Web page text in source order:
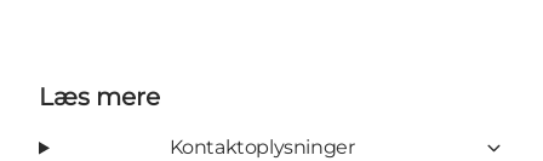
Læs mere
Kontaktoplysninger